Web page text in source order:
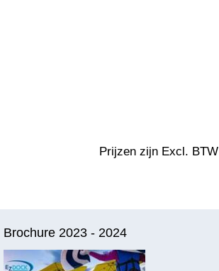
Prijzen zijn Excl. BTW
Brochure 2023 - 2024